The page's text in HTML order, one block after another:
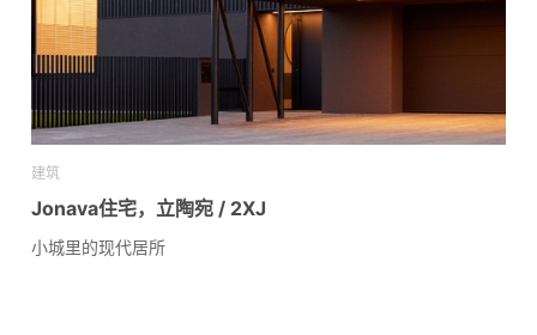
建筑
Jonava住宅，立陶宛 / 2XJ
小城里的现代居所